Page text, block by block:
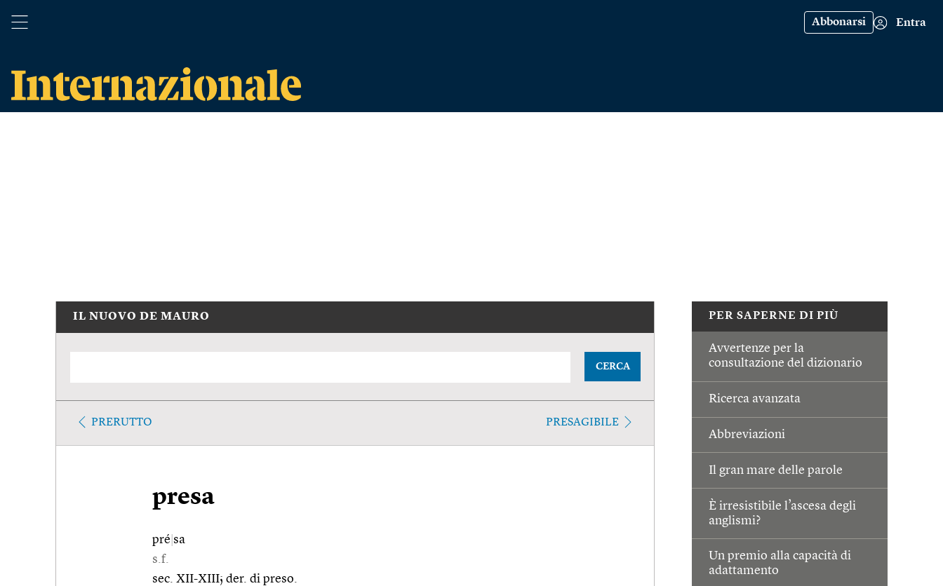
Abbonarsi Entra
PER SAPERNE DI PIÙ
Avvertenze per la
consultazione del dizionario
Ricerca avanzata
Abbreviazioni
Il gran mare delle parole
È irresistibile l’ascesa degli
anglismi?
Un premio alla capacità di
adattamento
IL NUOVO DE MAURO
CERCA
PRERUTTO PRESAGIBILE
presa
pré sa
s.f.
sec. XII-XIII; der. di preso.